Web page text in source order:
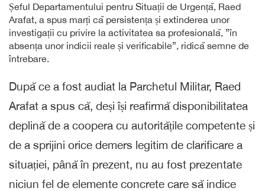
Șeful Departamentului pentru Situații de Urgență, Raed
Arafat, a spus marți că persistența și extinderea unor
investigații cu privire la activitatea sa profesională, ”în
absența unor indicii reale și verificabile”, ridică semne de
întrebare.
După ce a fost audiat la Parchetul Militar, Raed
Arafat a spus că, deși își reafirmă disponibilitatea
deplină de a coopera cu autoritățile competente și
de a sprijini orice demers legitim de clarificare a
situației, până în prezent, nu au fost prezentate
niciun fel de elemente concrete care să indice